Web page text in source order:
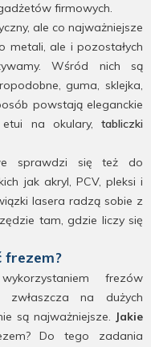
firmowych.
ale co najważniejsze
metali, ale i pozostałych
Wśród nich są
guma, sklejka,
powstają eleganckie
na okulary, tabliczki
sprawdzi się też do
jak akryl, PCV, pleksi i
lasera radzą sobie z
tam, gdzie liczy się
frezem?
frezów
zwłaszcza na dużych
są najważniejsze. Jakie
Do tego zadania